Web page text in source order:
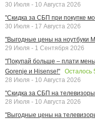
30 Июля - 10 Августа 2026
"Скидка за СБП при покупке
30 Июля - 17 Августа 2026
"Выгодные цены на ноутбуки
29 Июля - 1 Сентября 2026
"Покупай больше – плати
Gorenje и Hisense!"
Осталось
28 Июля - 10 Августа 2026
"Скидка за СБП на
28 Июля - 10 Августа 2026
"Выгодные цены на